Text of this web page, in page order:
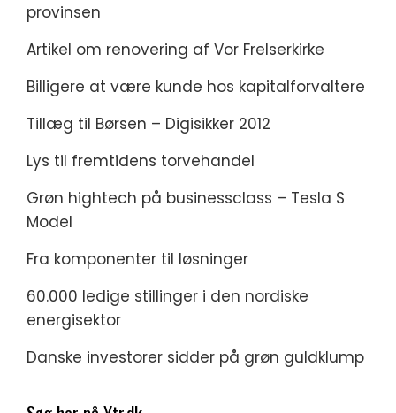
provinsen
Artikel om renovering af Vor Frelserkirke
Billigere at være kunde hos kapitalforvaltere
Tillæg til Børsen – Digisikker 2012
Lys til fremtidens torvehandel
Grøn hightech på businessclass – Tesla S
Model
Fra komponenter til løsninger
60.000 ledige stillinger i den nordiske
energisektor
Danske investorer sidder på grøn guldklump